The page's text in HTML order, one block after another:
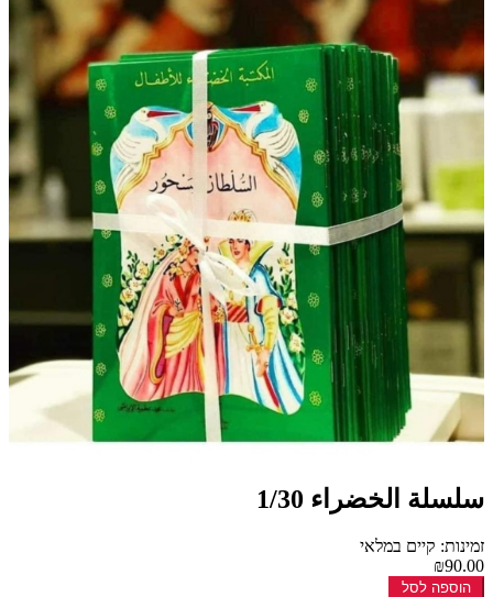
سلسلة الخضراء 1/30
זמינות: קיים במלאי
₪90.00
הוספה לסל